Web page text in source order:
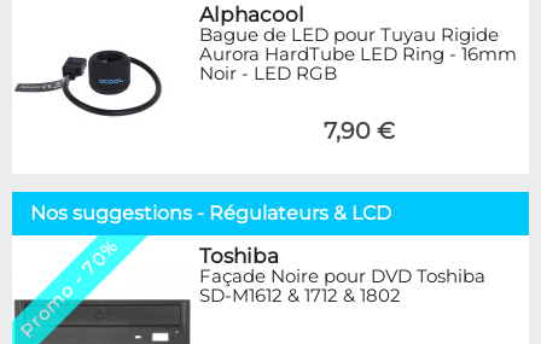
Alphacool
Bague de LED pour Tuyau Rigide
Aurora HardTube LED Ring - 16mm
Noir - LED RGB
7,90 €
Nos suggestions - Régulateurs & LCD
Promo - 70% Toshiba
Façade Noire pour DVD Toshiba
SD-M1612 & 1712 & 1802